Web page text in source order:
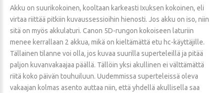
Akku on suurikokoinen, kooltaan karkeasti Ixuksen kokoinen, eli
virtaa riittää pitkiin kuvaussessioihin hienosti. Jos akku on iso, niin
sitä on myös akkulaturi. Canon 5D-rungon kokoiseen laturiin
menee kerrallaan 2 akkua, mikä on kieltämättä etu hc-käyttäjille.
Tällainen tilanne voi olla, jos kuvaa suurilla superteleillä ja pitää
paljon kuvanvakaajaa päällä. Tällöin yksi akullinen ei välttämättä
riitä koko päivän touhuiluun. Uudemmissa superteleissä oleva
vakaajan kolmas asento auttaa niin, että yhdellä akullisella saa